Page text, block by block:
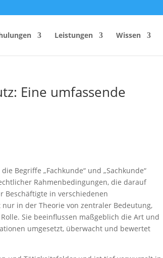
Leistungen Wissen
Schneelast-Rechner
Zurrmittel & Ladungssicherung
Eine umfassende
Begriffe „Fachkunde“ und „Sachkunde“
Rahmenbedingungen, die darauf
Beschäftigte in verschiedenen
in der Theorie von zentraler Bedeutung,
Sie beeinflussen maßgeblich die Art und
umgesetzt, überwacht und bewertet